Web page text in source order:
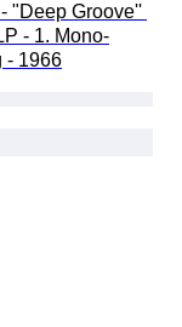
"Deep Groove''
- 1. Mono-
- 1966